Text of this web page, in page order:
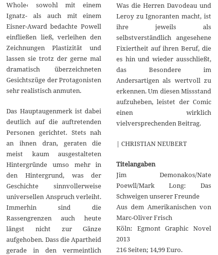
Whole‹ sowohl mit einem
Ignatz- als auch mit einem
Eisner-Award bedachte Powell
einfließen ließ, verleihen den
Zeichnungen Plastizität und
lassen sie trotz der gerne mal
dramatisch überzeichneten
Gesichtszüge der Protagonisten
sehr realistisch anmuten.
Das Hauptaugenmerk ist dabei
deutlich auf die auftretenden
Personen gerichtet. Stets nah
an ihnen dran, geraten die
meist kaum ausgestalteten
Hintergründe umso mehr in
den Hintergrund, was der
Geschichte sinnvollerweise
universellen Anspruch verleiht.
Immerhin sind die
Rassengrenzen auch heute
längst nicht zur Gänze
aufgehoben. Dass die Apartheid
gerade in den vermeintlich
Was die Herren Davodeau und
Leroy zu Ignoranten macht, ist
ihre jeweils als
selbstverständlich angesehene
Fixiertheit auf ihren Beruf, die
es hin und wieder ausschließt,
das Besondere im
Andersartigen als wertvoll zu
erkennen. Um diesen Missstand
aufzuheben, leistet der Comic
einen wirklich
vielversprechenden Beitrag.
| CHRISTIAN NEUBERT
Titelangaben
Jim Demonakos/Nate
Poewll/Mark Long: Das
Schweigen unserer Freunde
Aus dem Amerikanischen von
Marc-Oliver Frisch
Köln: Egmont Graphic Novel
2013
216 Seiten; 14,99 Euro.